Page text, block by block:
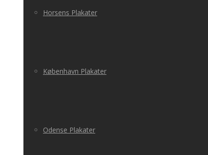
Horsens Plakater
København Plakater
Odense Plakater